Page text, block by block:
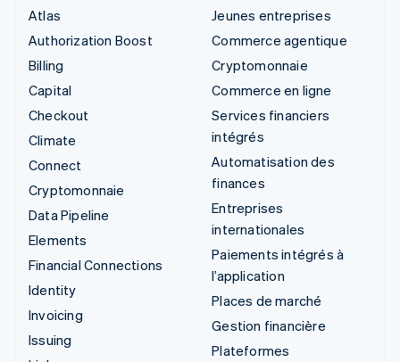
Atlas
Authorization Boost
Billing
Capital
Checkout
Climate
Connect
Cryptomonnaie
Data Pipeline
Elements
Financial Connections
Identity
Invoicing
Issuing
Jeunes entreprises
Commerce agentique
Cryptomonnaie
Commerce en ligne
Services financiers
intégrés
Automatisation des
finances
Entreprises
internationales
Paiements intégrés à
l’application
Places de marché
Gestion financière
Plateformes